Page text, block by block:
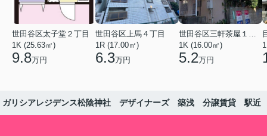
世田谷区太子堂２丁目
1K (25.63㎡)
9.8万円
世田谷区上馬４丁目
1R (17.00㎡)
6.3万円
世田谷区三軒茶屋１丁目
1K (16.00㎡)
5.2万円
ガリシアレジデンス松陰神社 デザイナーズ 築浅 分譲賃貸 駅近